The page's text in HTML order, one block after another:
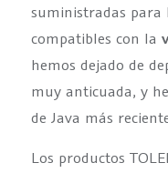
suministradas para
compatibles con la
hemos dejado de
muy anticuada, y
de Java más
Los productos